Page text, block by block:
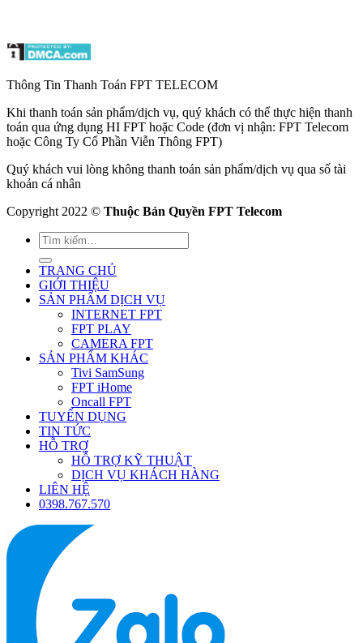
Thông Tin Thanh Toán FPT TELECOM
Khi thanh toán sản phẩm/dịch vụ, quý khách có thể thực hiện thanh
toán qua ứng dụng HI FPT hoặc Code (đơn vị nhận: FPT Telecom
hoặc Công Ty Cổ Phần Viễn Thông FPT)
Quý khách vui lòng không thanh toán sản phẩm/dịch vụ qua số tài
khoản cá nhân
Copyright 2022 © Thuộc Bản Quyền FPT Telecom
TRANG CHỦ
GIỚI THIỆU
SẢN PHẨM DỊCH VỤ
INTERNET FPT
FPT PLAY
CAMERA FPT
SẢN PHẨM KHÁC
Tivi SamSung
FPT iHome
Oncall FPT
TUYỂN DỤNG
TIN TỨC
HỖ TRỢ
HỖ TRỢ KỸ THUẬT
DỊCH VỤ KHÁCH HÀNG
LIÊN HỆ
0398.767.570